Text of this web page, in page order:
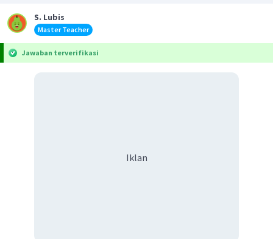
S. Lubis
Master Teacher
Jawaban terverifikasi
Iklan